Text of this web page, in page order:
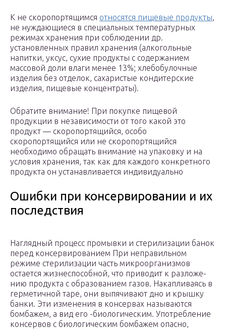
К не скоропортящимся относятся пищевые продукты,
не нуждающиеся в специальных температурных
режимах хранения при соблюдении др.
установленных правил хранения (алкогольные
напитки, уксус, сухие продукты с содержанием
массовой доли влаги менее 13%; хлебобулочные
изделия без отделок, сахаристые кондитерские
изделия, пищевые концентраты).
Обратите внимание! При покупке пищевой
продукции в независимости от того какой это
продукт — скоропортящийся, особо
скоропортящийся или не скоропортящийся
необходимо обращать внимание на упаковку и на
условия хранения, так как для каждого конкретного
продукта он устанавливается индивидуально
Ошибки при консервировании и их
последствия
Наглядный процесс промывки и стерилизации банок
перед консервированием При неправильном
режиме стерилизации часть микроор­ганизмов
остается жизнеспособной, что приводит к разложе­
нию продукта с образованием газов. Накапливаясь в
герметичной таре, они выпячивают дно и крышку
банки. Эти из­менения в консервах называются
бомбажем, а вид его -биологическим. Употребление
консервов с биологическим бомбажем опасно,